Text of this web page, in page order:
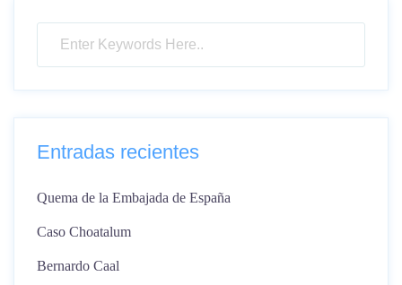
Entradas recientes
Quema de la Embajada de España
Caso Choatalum
Bernardo Caal